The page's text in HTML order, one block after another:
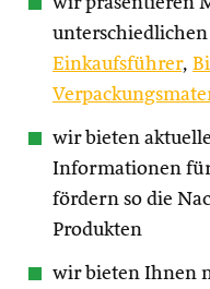
Einkaufsführer,
wir bieten
Informationen
fördern so die
Produkten
wir bieten Ihnen